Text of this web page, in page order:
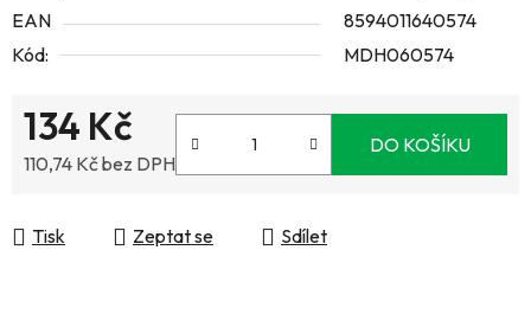
EAN
8594011640574
Kód:
MDH060574
134 Kč
110,74 Kč bez DPH
DO KOŠÍKU
Tisk Zeptat se Sdílet